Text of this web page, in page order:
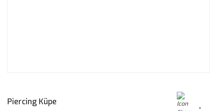
Piercing Küpe